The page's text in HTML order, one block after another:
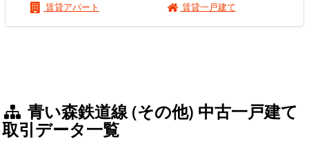
賃貸アパート
賃貸一戸建て
青い森鉄道線 (その他) 中古一戸建て
取引データ一覧